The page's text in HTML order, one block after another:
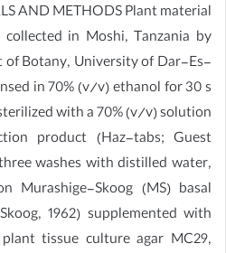
AND METHODS Plant material
in Moshi, Tanzania by
of Botany, University of Dar-Es-
in 70% (v/v) ethanol for 30 s
with a 70% (v/v) solution
product (Haz-tabs; Guest
washes with distilled water,
Murashige-Skoog (MS) basal
1962) supplemented with
tissue culture agar MC29,